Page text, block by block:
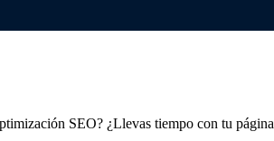
SEO? ¿Llevas tiempo con tu página